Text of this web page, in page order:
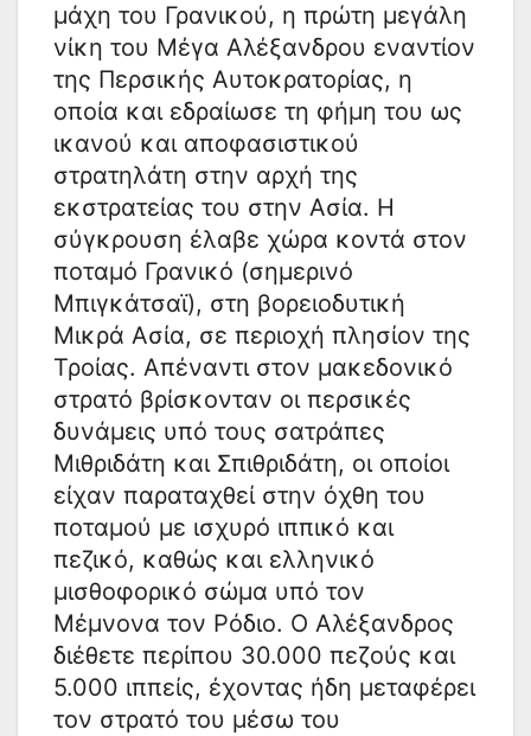
μάχη του Γρανικού, η πρώτη μεγάλη
νίκη του Μέγα Αλέξανδρου εναντίον
της Περσικής Αυτοκρατορίας, η
οποία και εδραίωσε τη φήμη του ως
ικανού και αποφασιστικού
στρατηλάτη στην αρχή της
εκστρατείας του στην Ασία. Η
σύγκρουση έλαβε χώρα κοντά στον
ποταμό Γρανικό (σημερινό
Μπιγκάτσαϊ), στη βορειοδυτική
Μικρά Ασία, σε περιοχή πλησίον της
Τροίας. Απέναντι στον μακεδονικό
στρατό βρίσκονταν οι περσικές
δυνάμεις υπό τους σατράπες
Μιθριδάτη και Σπιθριδάτη, οι οποίοι
είχαν παραταχθεί στην όχθη του
ποταμού με ισχυρό ιππικό και
πεζικό, καθώς και ελληνικό
μισθοφορικό σώμα υπό τον
Μέμνονα τον Ρόδιο. Ο Αλέξανδρος
διέθετε περίπου 30.000 πεζούς και
5.000 ιππείς, έχοντας ήδη μεταφέρει
τον στρατό του μέσω του